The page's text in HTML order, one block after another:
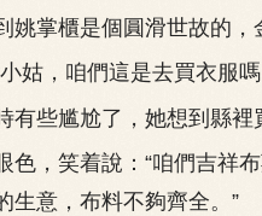
掌櫃是個圓滑世故的，
，咱們這是去買衣服嗎
些尴尬了，她想到縣裡
，笑着說：“咱們吉祥布
生意，布料不夠齊全。”